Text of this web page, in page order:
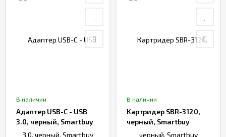
В наличии
Адаптер USB-C - USB
3.0, черный, Smartbuy
В наличии
Картридер SBR-3120,
черный, Smartbuy